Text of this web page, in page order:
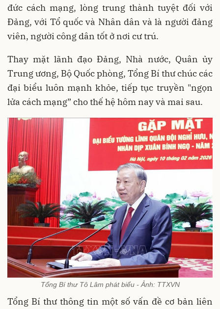
đức cách mạng, lòng trung thành tuyệt đối với
Đảng, với Tổ quốc và Nhân dân và là người đảng
viên, người công dân tốt ở nơi cư trú.
Thay mặt lãnh đạo Đảng, Nhà nước, Quân ủy
Trung ương, Bộ Quốc phòng, Tổng Bí thư chúc các
đại biểu luôn mạnh khỏe, tiếp tục truyền "ngọn
lửa cách mạng” cho thế hệ hôm nay và mai sau.
Tổng Bí thư Tô Lâm phát biểu - Ảnh: TTXVN
Tổng Bí thư thông tin một số vấn đề cơ bản liên